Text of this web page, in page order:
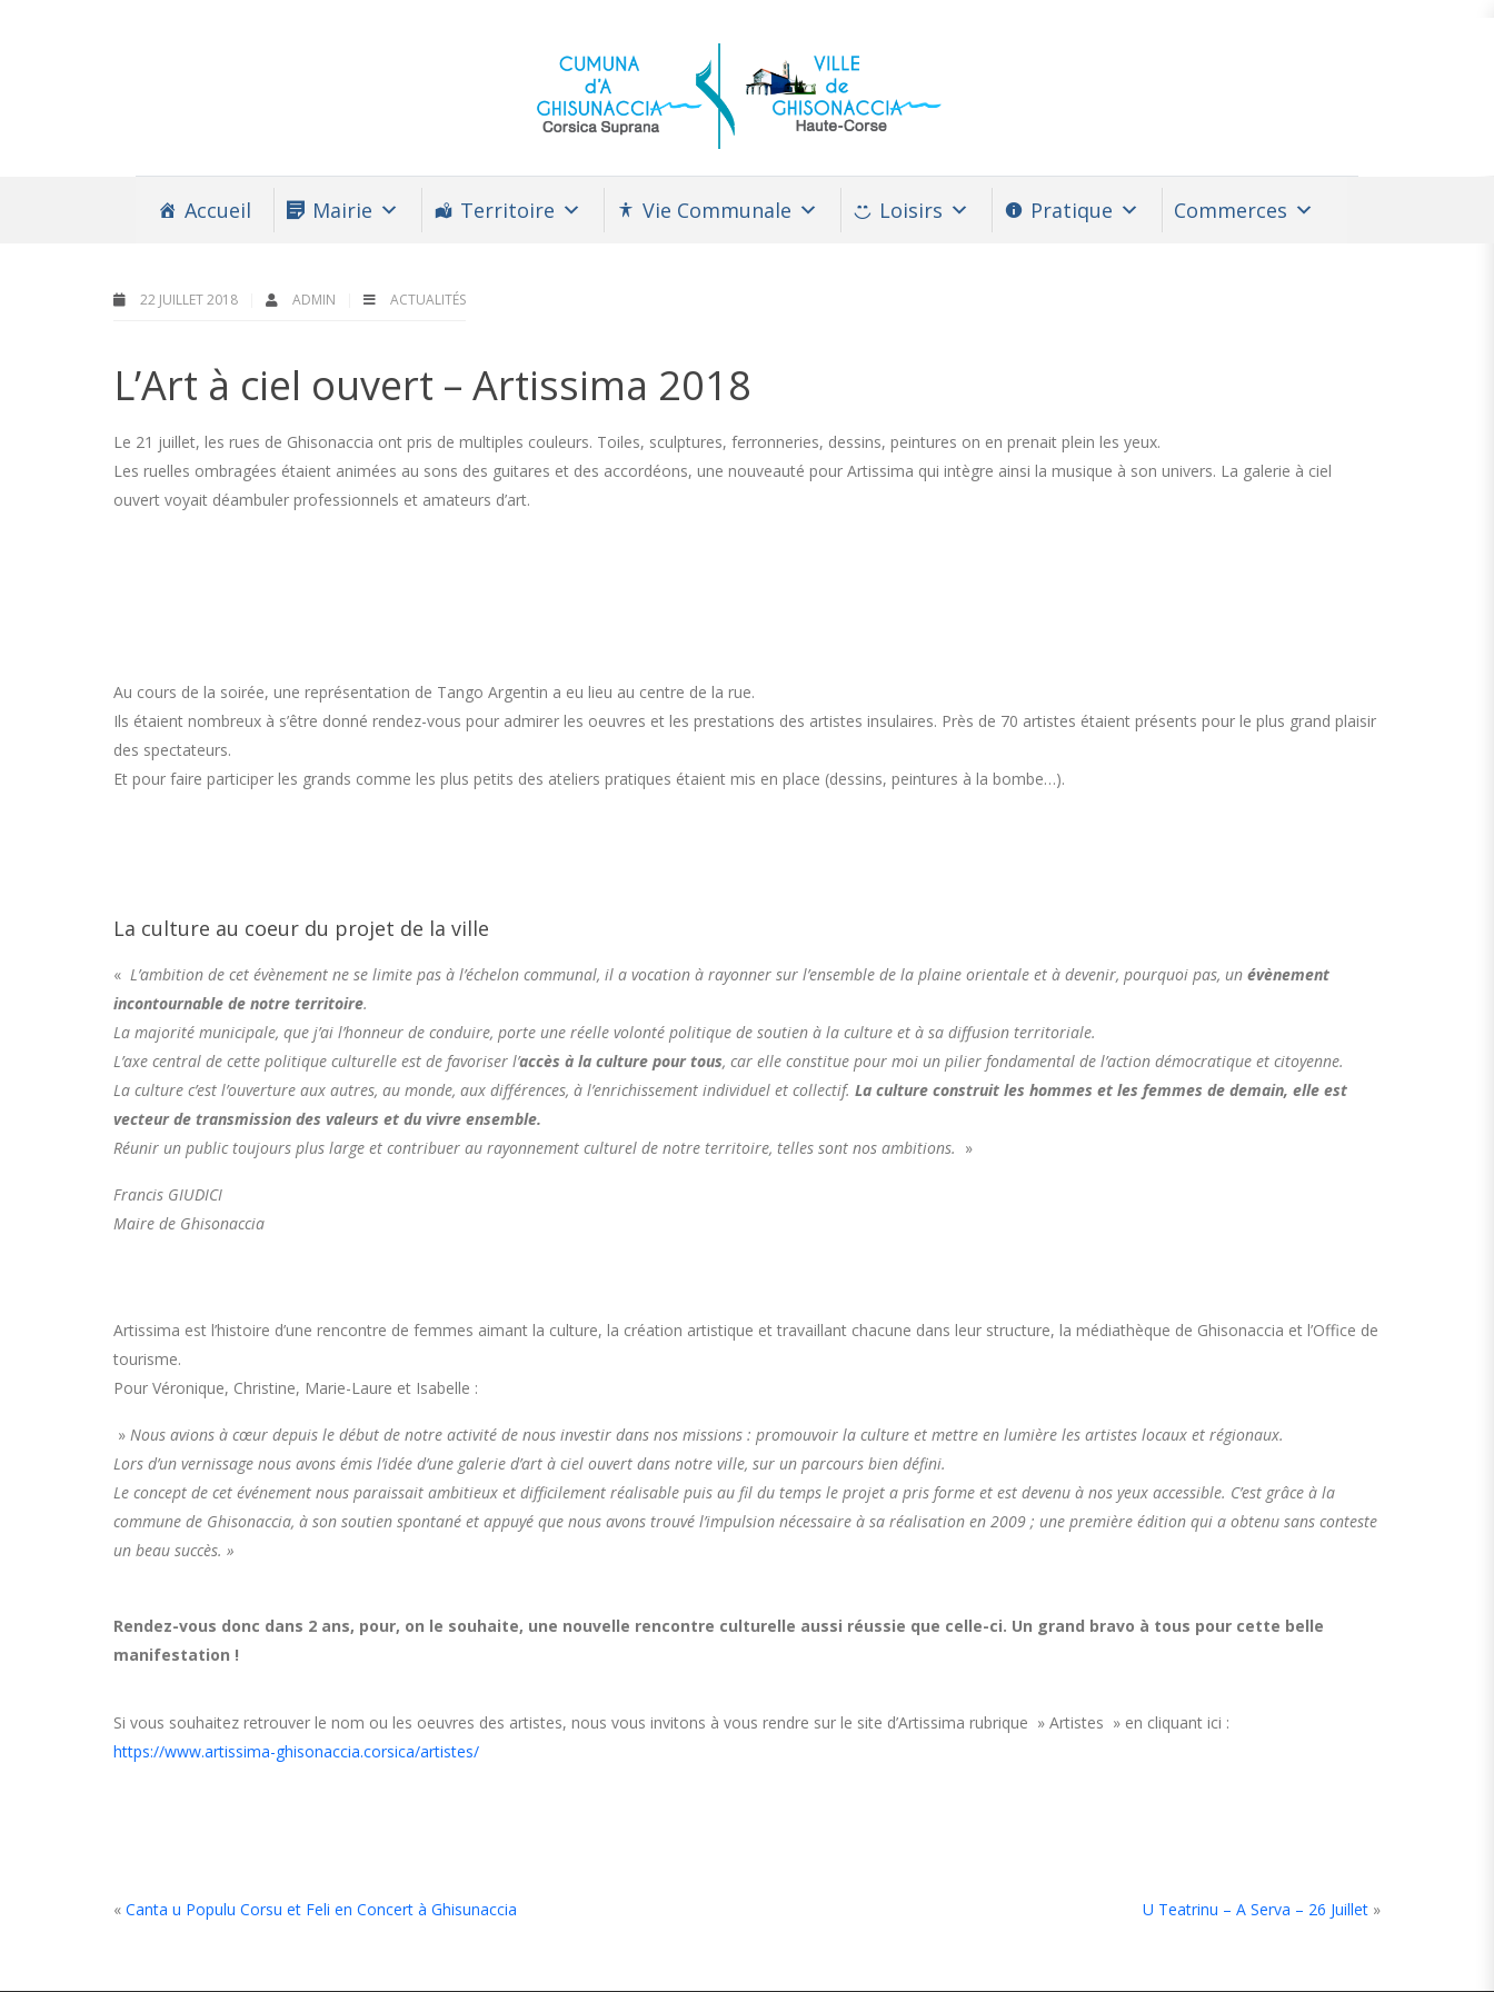
Accueil Mairie Territoire Vie Communale Loisirs Pratique Commerces
22 JUILLET 2018 ADMIN ACTUALITÉS
L’Art à ciel ouvert – Artissima 2018
Le 21 juillet, les rues de Ghisonaccia ont pris de multiples couleurs. Toiles, sculptures, ferronneries, dessins, peintures on en prenait plein les yeux.
Les ruelles ombragées étaient animées au sons des guitares et des accordéons, une nouveauté pour Artissima qui intègre ainsi la musique à son univers. La galerie à ciel
ouvert voyait déambuler professionnels et amateurs d’art.
Au cours de la soirée, une représentation de Tango Argentin a eu lieu au centre de la rue.
Ils étaient nombreux à s’être donné rendez-vous pour admirer les oeuvres et les prestations des artistes insulaires. Près de 70 artistes étaient présents pour le plus grand plaisir
des spectateurs.
Et pour faire participer les grands comme les plus petits des ateliers pratiques étaient mis en place (dessins, peintures à la bombe…).
La culture au coeur du projet de la ville
« L’ambition de cet évènement ne se limite pas à l’échelon communal, il a vocation à rayonner sur l’ensemble de la plaine orientale et à devenir, pourquoi pas, un évènement
incontournable de notre territoire.
La majorité municipale, que j’ai l’honneur de conduire, porte une réelle volonté politique de soutien à la culture et à sa diffusion territoriale.
L’axe central de cette politique culturelle est de favoriser l’accès à la culture pour tous, car elle constitue pour moi un pilier fondamental de l’action démocratique et citoyenne.
La culture c’est l’ouverture aux autres, au monde, aux différences, à l’enrichissement individuel et collectif. La culture construit les hommes et les femmes de demain, elle est
vecteur de transmission des valeurs et du vivre ensemble.
Réunir un public toujours plus large et contribuer au rayonnement culturel de notre territoire, telles sont nos ambitions. »
Francis GIUDICI
Maire de Ghisonaccia
Artissima est l’histoire d’une rencontre de femmes aimant la culture, la création artistique et travaillant chacune dans leur structure, la médiathèque de Ghisonaccia et l’Office de
tourisme.
Pour Véronique, Christine, Marie-Laure et Isabelle :
» Nous avions à cœur depuis le début de notre activité de nous investir dans nos missions : promouvoir la culture et mettre en lumière les artistes locaux et régionaux.
Lors d’un vernissage nous avons émis l’idée d’une galerie d’art à ciel ouvert dans notre ville, sur un parcours bien défini.
Le concept de cet événement nous paraissait ambitieux et difficilement réalisable puis au fil du temps le projet a pris forme et est devenu à nos yeux accessible. C’est grâce à la
commune de Ghisonaccia, à son soutien spontané et appuyé que nous avons trouvé l’impulsion nécessaire à sa réalisation en 2009 ; une première édition qui a obtenu sans conteste
un beau succès. »
Rendez-vous donc dans 2 ans, pour, on le souhaite, une nouvelle rencontre culturelle aussi réussie que celle-ci. Un grand bravo à tous pour cette belle
manifestation !
Si vous souhaitez retrouver le nom ou les oeuvres des artistes, nous vous invitons à vous rendre sur le site d’Artissima rubrique » Artistes » en cliquant ici :
https://www.artissima-ghisonaccia.corsica/artistes/
« Canta u Populu Corsu et Feli en Concert à Ghisunaccia U Teatrinu – A Serva – 26 Juillet »